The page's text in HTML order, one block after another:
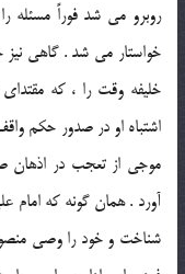
روبرو مي شد فوراً
خواستار مي شد . گاهي نيز
خليفه وقت را ، كه
اشتباه او در صدور حكم
موجي از تعجب در اذهان
آورد . همان گونه كه امام
شناخت و خود را وصي